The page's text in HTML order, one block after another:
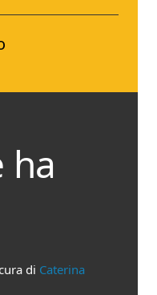
ha
di Caterina